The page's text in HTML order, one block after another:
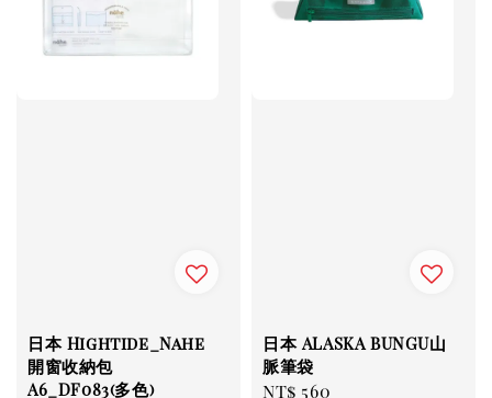
日本 Hightide_Nahe
開窗收納包
A6_DF083(多色)
日本 ALASKA BUNGU山
脈筆袋
Regular
NT$ 560